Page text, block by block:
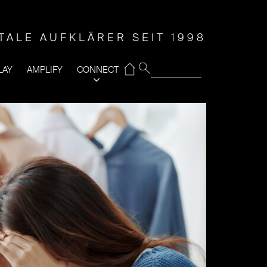
AUFKLÄRER SEIT 1998
AMPLIFY CONNECT
⌂